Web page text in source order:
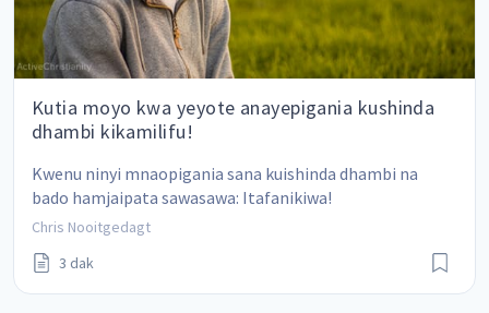
Kutia moyo kwa yeyote anayepigania kushinda
dhambi kikamilifu!
Kwenu ninyi mnaopigania sana kuishinda dhambi na
bado hamjaipata sawasawa: Itafanikiwa!
Chris Nooitgedagt
3 dak